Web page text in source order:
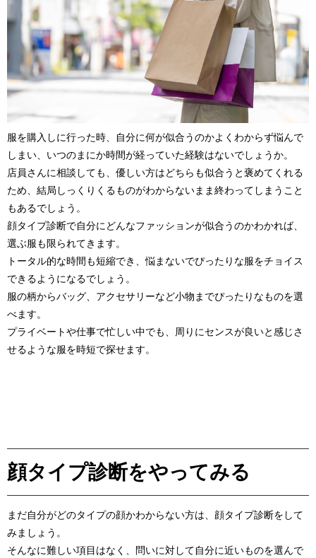
服を購入しに行った時、自分に何が似合うのかよくわからず悩んで
しまい、いつのまにか時間が経っていた経験はないでしょうか。
店員さんに相談しても、優しい方はどちらも似合うと褒めてくれる
ため、結局しっくりくるものがわからないまま終わってしまうこと
もあるでしょう。
顔タイプ診断で自分にどんなファッションが似合うのかわかれば、
選ぶ服も限られてきます。
トータル的な時間も短縮でき、悩まないでぴったりな服をチョイス
できるようになるでしょう。
服の柄からバッグ、アクセサリーなど小物までぴったりなものを選
べます。
プライベートや仕事で忙しい中でも、周りにセンスが良いと感じさ
せるような服を時短で探せます。
顔タイプ診断をやってみる
まだ自分がどのタイプの顔かわからない方は、顔タイプ診断をして
みましょう。
そんなに難しい項目はなく、問いに対して自分に近いものを選んで